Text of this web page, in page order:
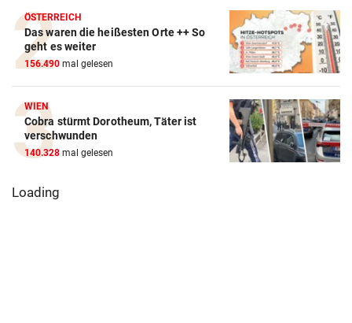
ÖSTERREICH
Das waren die heißesten Orte ++ So
geht es weiter
156.490 mal gelesen
WIEN
Cobra stürmt Dorotheum, Täter ist
verschwunden
140.328 mal gelesen